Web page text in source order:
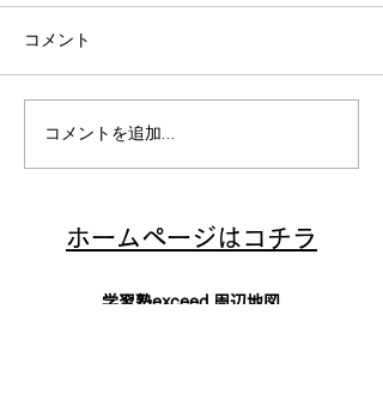
コメント
コメントを追加…
​ホームページはコチラ
学習塾exceed 周辺地図